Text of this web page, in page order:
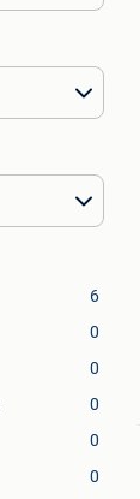
6
0
0
0
0
0